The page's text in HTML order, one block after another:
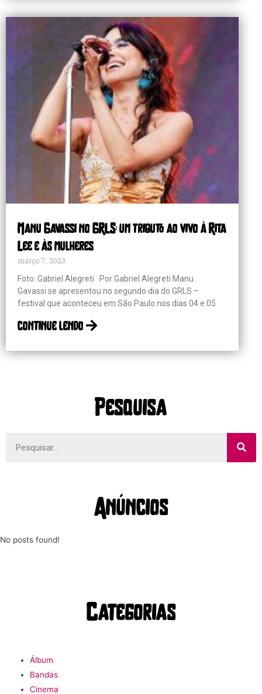
Manu Gavassi no GRLS: um tributo ao vivo à Rita
Lee e às mulheres
março 7, 2023
Foto: Gabriel Alegreti Por Gabriel Alegreti Manu
Gavassi se apresentou no segundo dia do GRLS –
festival que aconteceu em São Paulo nos dias 04 e 05
continue lendo
Pesquisa
Anúncios
No posts found!
Categorias
Álbum
Bandas
Cinema